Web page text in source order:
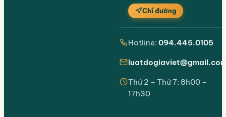
Chỉ đường
Hotline: 094.445.0105
Thứ 2 – Thứ 7: 8h00 –
17h30